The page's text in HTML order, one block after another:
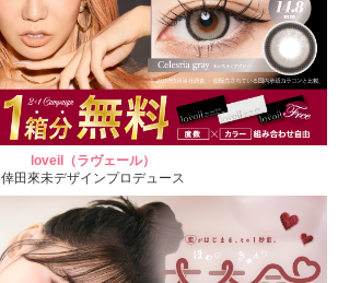
loveil（ラヴェール）
倖田來未デザインプロデュース